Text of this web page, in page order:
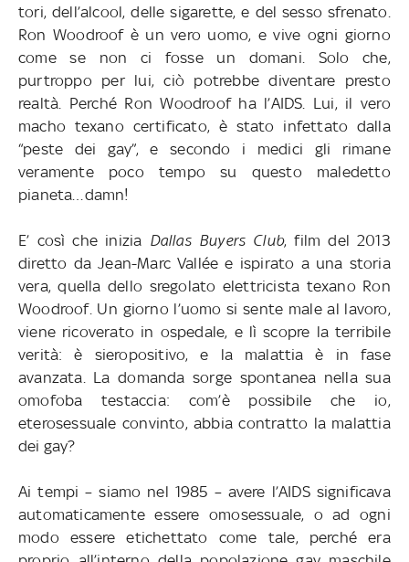
tori, dell’alcool, delle sigarette, e del sesso sfrenato.
Ron Woodroof è un vero uomo, e vive ogni giorno
come se non ci fosse un domani. Solo che,
purtroppo per lui, ciò potrebbe diventare presto
realtà. Perché Ron Woodroof ha l’AIDS. Lui, il vero
macho texano certificato, è stato infettato dalla
“peste dei gay”, e secondo i medici gli rimane
veramente poco tempo su questo maledetto
pianeta…damn!
E’ così che inizia Dallas Buyers Club, film del 2013
diretto da Jean-Marc Vallée e ispirato a una storia
vera, quella dello sregolato elettricista texano Ron
Woodroof. Un giorno l’uomo si sente male al lavoro,
viene ricoverato in ospedale, e lì scopre la terribile
verità: è sieropositivo, e la malattia è in fase
avanzata. La domanda sorge spontanea nella sua
omofoba testaccia: com’è possibile che io,
eterosessuale convinto, abbia contratto la malattia
dei gay?
Ai tempi – siamo nel 1985 – avere l’AIDS significava
automaticamente essere omosessuale, o ad ogni
modo essere etichettato come tale, perché era